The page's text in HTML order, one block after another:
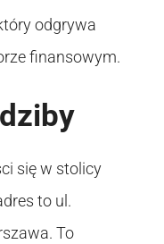
odgrywa
finansowym.
się w stolicy
to ul.
To